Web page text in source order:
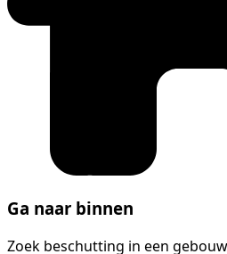
Ga naar binnen
Zoek beschutting in een